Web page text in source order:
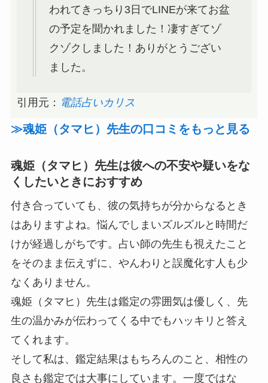
われてきっちり3日でLINEが来てお盆
の予定を聞かれました！凄すぎてゾ
クゾクしました！ありがとうござい
ました。
引用元： 電話占いカリス
≫魂姫（タマヒ）先生の口コミをもっと見る
魂姫（タマヒ）先生は彼への不安や疑いをな
くしたいときにおすすめ
付き合っていても、彼の気持ちが分からなるとき
はありますよね。悩んでしまいズルズルと時間だ
けが経過しがちです。占い師の先生も視えたこと
をそのまま伝えずに、やんわりと誤魔化す人も少
なくありません。
魂姫（タマヒ）先生は鑑定の雰囲気は優しく、先
生の温かみが伝わってくる中でもハッキリと答え
てくれます。
そして私は、鑑定結果はもちろんのこと、相性の
良さも鑑定では大事にしています。一度ではな